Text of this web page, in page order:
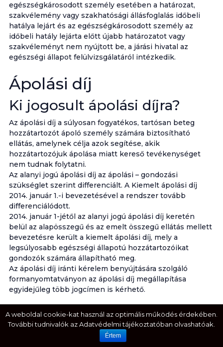
egészségkárosodott személy esetében a határozat,
szakvélemény vagy szakhatósági állásfoglalás időbeli
hatálya lejárt és az egészségkárosodott személy az
időbeli hatály lejárta előtt újabb határozatot vagy
szakvéleményt nem nyújtott be, a járási hivatal az
egészségi állapot felülvizsgálatáról intézkedik.
Ápolási díj
Ki jogosult ápolási díjra?
Az ápolási díj a súlyosan fogyatékos, tartósan beteg
hozzátartozót ápoló személy számára biztosítható
ellátás, amelynek célja azok segítése, akik
hozzátartozójuk ápolása miatt kereső tevékenységet
nem tudnak folytatni.
Az alanyi jogú ápolási díj az ápolási – gondozási
szükséglet szerint differenciált. A Kiemelt ápolási díj
2014. január 1.-i bevezetésével a rendszer tovább
differenciálódott.
2014. január 1-jétől az alanyi jogú ápolási díj keretén
belül az alapösszegű és az emelt összegű ellátás mellett
bevezetésre került a kiemelt ápolási díj, mely a
legsúlyosabb egészségi állapotú hozzátartozóikat
gondozók számára állapítható meg.
Az ápolási díj iránti kérelem benyújtására szolgáló
formanyomtatványon az ápolási díj megállapítása
egyidejűleg több jogcímen is kérhető.
Ápolási díjra jogosult:
A hozzátartozó. Az ápolást végző személy számára
egyidejűleg csak egy ápolási díjra való jogosultság
állapítható meg, továbbá egy ápolt személyre tekintettel
A weboldal cookie-kat használ az optimális működés érdekében.
További tudnivalók az Adatvédelmi tájékoztatóban olvashatóak.
Értem